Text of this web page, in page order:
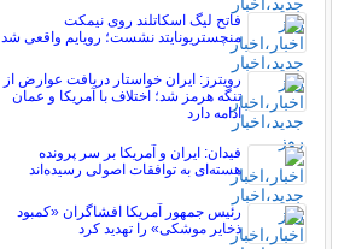
فاتح لیگ اسکاتلند روی نیمکت
منچستریونایتد نشست؛ رویایم واقعی شد
رویترز: ایران خواستار دریافت عوارض از
تنگه هرمز شد؛ اختلاف با آمریکا و عمان
ادامه دارد
فیدان: ایران و آمریکا بر سر پرونده
هسته‌ای به توافقات اصولی رسیده‌اند
رئیس جمهور آمریکا افشاگران «کمبود
ذخایر موشکی» را تهدید کرد